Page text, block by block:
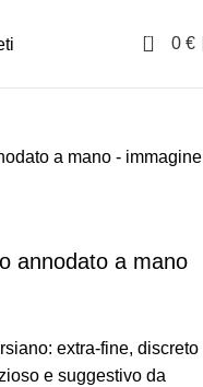
0 0 €
annodato a mano
extra-fine, discreto
e suggestivo da